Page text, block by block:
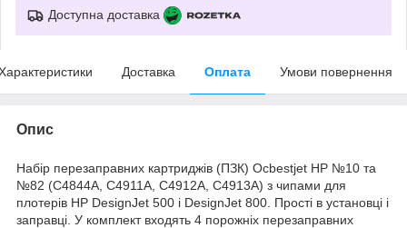
Доступна доставка
Доставка Оплата Умови повернення
Опис
Набір перезаправних картриджів (ПЗК) Ocbestjet HP №10 та
№82 (C4844A, C4911A, C4912A, C4913A) з чипами для
плотерів HP DesignJet 500 і DesignJet 800. Прості в установці і
заправці. У комплект входять 4 порожніх перезаправних